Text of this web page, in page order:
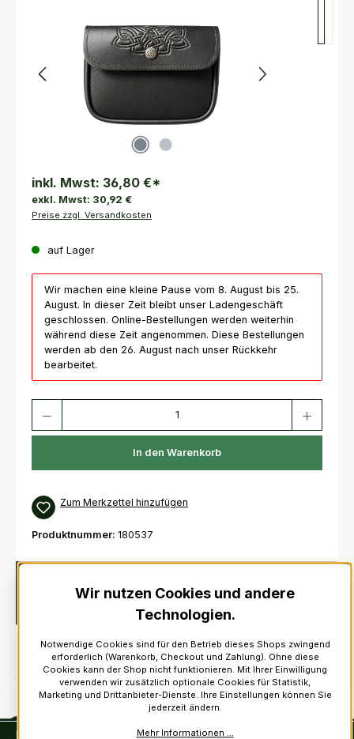
inkl. Mwst: 36,80 €*
exkl. Mwst: 30,92 €
Preise zzgl. Versandkosten
auf Lager
Wir machen eine kleine Pause vom 8. August bis 25.
August. In dieser Zeit bleibt unser Ladengeschäft
geschlossen. Online-Bestellungen werden weiterhin
während diese Zeit angenommen. Diese Bestellungen
werden ab den 26. August nach unser Rückkehr
bearbeitet.
In den Warenkorb
Zum Merkzettel hinzufügen
Produktnummer: 180537
1/4" KiltgürtelDiese Ledertasche ist ideal für Schlüssel und
GeldbeutelMaße: 18 cm…
Mehr
Wir nutzen Cookies und andere
Technologien.
Notwendige Cookies sind für den Betrieb dieses Shops zwingend
erforderlich (Warenkorb, Checkout und Zahlung). Ohne diese
Cookies kann der Shop nicht funktionieren. Mit Ihrer Einwilligung
verwenden wir zusätzlich optionale Cookies für Statistik,
Marketing und Drittanbieter-Dienste. Ihre Einstellungen können Sie
jederzeit ändern.
Mehr Informationen ...